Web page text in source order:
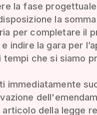
la fase
la
per completare il
indire la gara per
tempi che si siamo
immediatamente
articolo della legge